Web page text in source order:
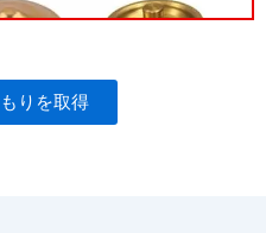
りを取得